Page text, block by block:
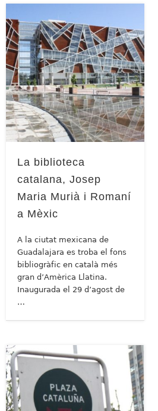
La biblioteca
catalana, Josep
Maria Murià i Romaní
a Mèxic
A la ciutat mexicana de
Guadalajara es troba el fons
bibliogràfic en català més
gran d’Amèrica Llatina.
Inaugurada el 29 d’agost de
…